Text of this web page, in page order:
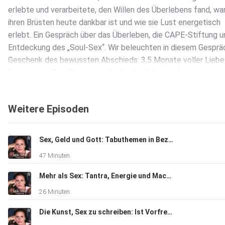
erlebte und verarbeitete, den Willen des Überlebens fand,
ihren Brüsten heute dankbar ist und wie sie Lust energetisch
erlebt. Ein Gespräch über das Überleben, die CAPE-Stiftung
Entdeckung des „Soul-Sex“. Wir beleuchten in diesem
Geschenk des bewussten Abschieds: 3,5 Monate voller
ohne Gewebe fühlbar bleibt. „Gold im Schlamm“: Warum jede
eine emotionale Folge voller Inspiration über die Lust am
die Kraft, die entsteht, wenn man aufhört, es anderen recht zu
machen. www.fraukemartini.de www.crosstheline.info
Podcast in eurer App und schreibt uns euer Feedback an
lieberlieben@bosepark.com.
Weitere Episoden
Sex, Geld und Gott: Tabuthemen in Beziehungen - mit Martin & Sonia
47 Minuten
Mehr als Sex: Tantra, Energie und Machtmissbrauch - mit Anja
26 Minuten
Die Kunst, Sex zu schreiben: Ist Vorfreude schöner als die reale Liebe? - mit Judith Hoersch